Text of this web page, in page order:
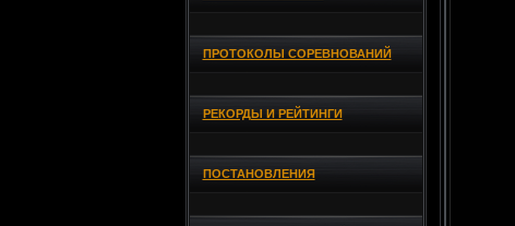
ПРОТОКОЛЫ СОРЕВНОВАНИЙ
РЕКОРДЫ И РЕЙТИНГИ
ПОСТАНОВЛЕНИЯ